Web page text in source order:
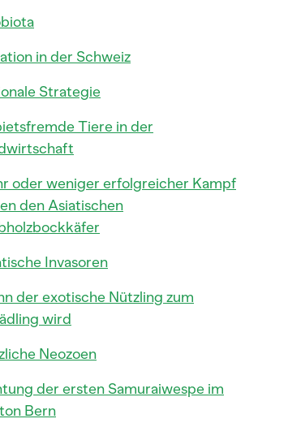
in der Schweiz
Strategie
Tiere in der
oder weniger erfolgreicher Kampf
den Asiatischen
Invasoren
der exotische Nützling zum
wird
Neozoen
der ersten Samuraiwespe im
Bern